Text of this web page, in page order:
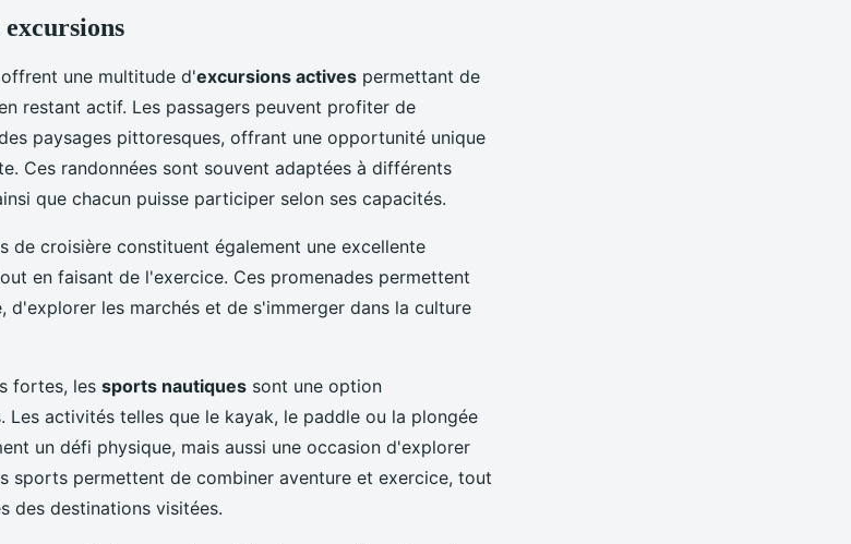
une multitude d'excursions actives permettant de
restant actif. Les passagers peuvent profiter de
paysages pittoresques, offrant une opportunité unique
Ces randonnées sont souvent adaptées à différents
que chacun puisse participer selon ses capacités.
de croisière constituent également une excellente
en faisant de l'exercice. Ces promenades permettent
les marchés et de s'immerger dans la culture
fortes, les sports nautiques sont une option
Les activités telles que le kayak, le paddle ou la plongée
un défi physique, mais aussi une occasion d'explorer
sports permettent de combiner aventure et exercice, tout
des destinations visitées.